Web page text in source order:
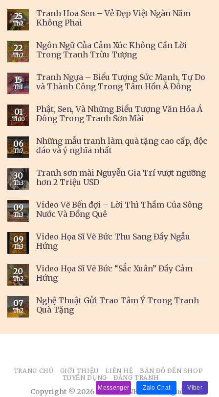
25
Th2
Tranh Hoa Sen – Vẻ Đẹp Việt Ngàn Năm
Không Phai
22
Th2
Ngôn Ngữ Của Cảm Xúc Không Cần Lời
Trong Tranh Trừu Tượng
15
Th1
Tranh Ngựa – Biểu Tượng Sức Mạnh, Tự Do
và Thành Công Trong Tâm Hồn Á Đông
01
Th10
Phật, Sen, Và Những Biểu Tượng Văn Hóa Á
Đông Trong Tranh Sơn Mài
06
Th7
Những mẫu tranh làm quà tặng cao cấp, độc
đáo và ý nghĩa nhất
30
Th3
Tranh sơn mài Nguyễn Gia Trí vượt ngưỡng
hơn 2 Triệu USD
09
Th3
Video Vẽ Bến đợi – Lời Thì Thầm Của Sông
Nước Và Đồng Quê
09
Th3
Video Họa Sĩ Vẽ Bức Thu Sang Đầy Ngẫu
Hứng
20
Th2
Video Họa Sĩ Vẽ Bức “Sắc Xuân” Đầy Cảm
Hứng
07
Th2
Nghệ Thuật Gửi Trao Tâm Ý Trong Tranh
Quà Tặng
TRANG CHỦ GIỚI THIỆU LIÊN HỆ
BẢN ĐỒ ĐẾN SHOP
TUYỂN DỤNG
ĐĂNG TRANH
Copyright © 2026 BÁN TRANH. Ghi rõ nguồnViber
Zalo Chat
Messenger